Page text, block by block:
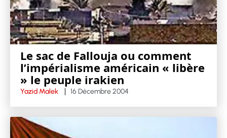
Le sac de Fallouja ou comment
l’impérialisme américain « libère
» le peuple irakien
Yazid Malek 16 Décembre 2004